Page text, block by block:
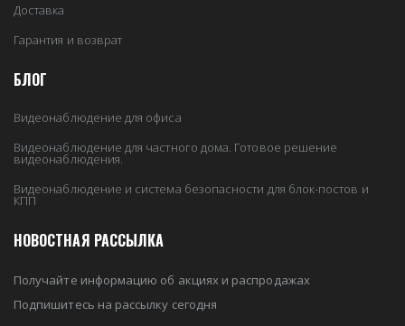
Доставка
Гарантия и возврат
БЛОГ
Видеонаблюдение для офиса
Видеонаблюдение для частного дома. Готовое решение
видеонаблюдения.
Видеонаблюдение и система безопасности для блок-постов и
КПП
НОВОСТНАЯ РАССЫЛКА
Получайте информацию об акциях и распродажах
Подпишитесь на рассылку сегодня